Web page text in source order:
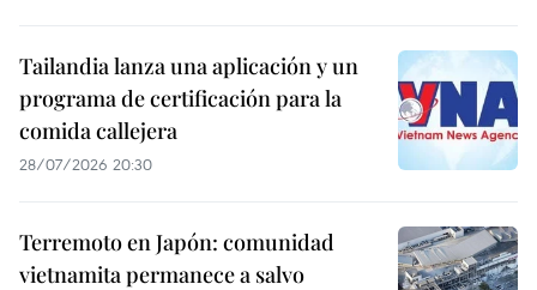
Tailandia lanza una aplicación y un
programa de certificación para la
comida callejera
28/07/2026 20:30
Terremoto en Japón: comunidad
vietnamita permanece a salvo